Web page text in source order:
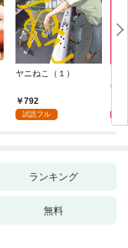
ヤニねこ（１）
792
試読フル
6・
ランキング
無料